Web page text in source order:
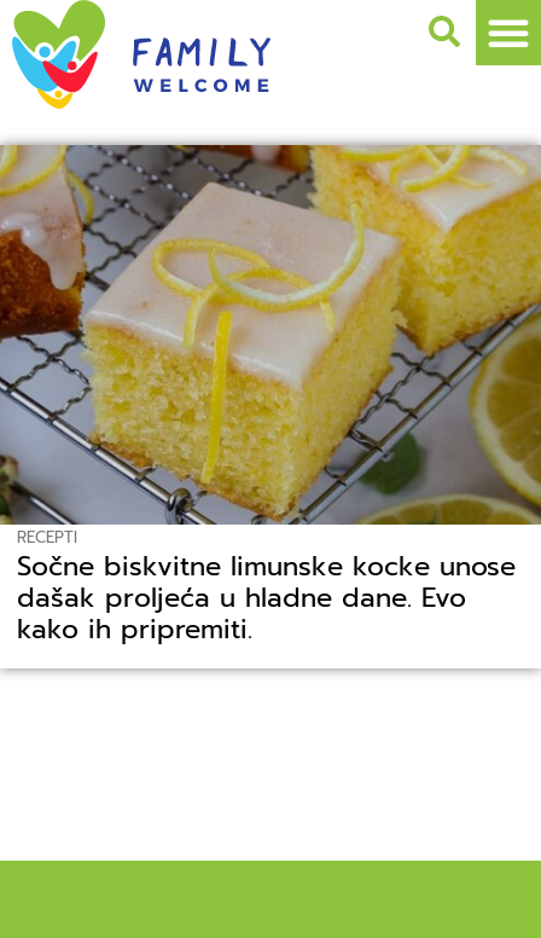
RECEPTI
Sočne biskvitne limunske kocke unose
dašak proljeća u hladne dane. Evo
kako ih pripremiti.